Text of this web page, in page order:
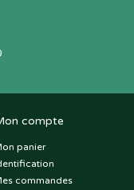
compte
panier
commandes